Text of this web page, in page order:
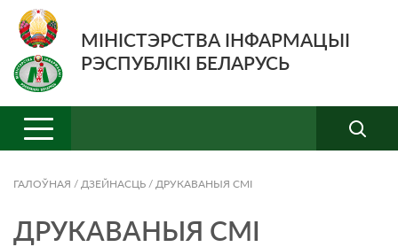
МІНІСТЭРСТВА ІНФАРМАЦЫІ
РЭСПУБЛІКІ БЕЛАРУСЬ
ГАЛОЎНАЯ / ДЗЕЙНАСЦЬ / ДРУКАВАНЫЯ СМI
ДРУКАВАНЫЯ СМI